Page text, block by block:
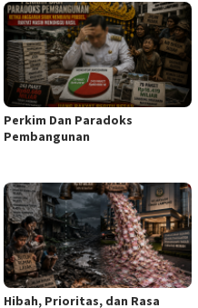
Perkim Dan Paradoks
Pembangunan
Hibah, Prioritas, dan Rasa